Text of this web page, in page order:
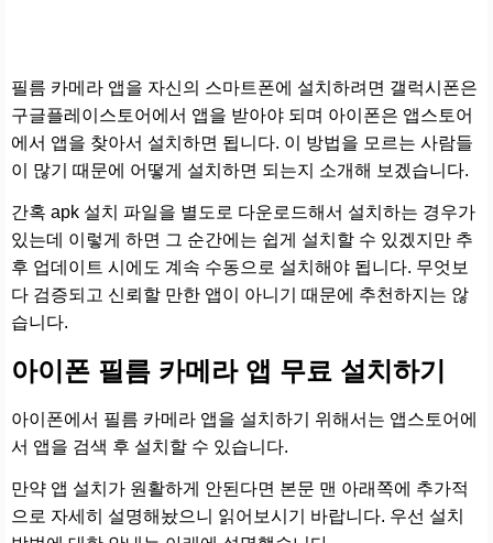
필름 카메라 앱을 자신의 스마트폰에 설치하려면 갤럭시폰은
구글플레이스토어에서 앱을 받아야 되며 아이폰은 앱스토어
에서 앱을 찾아서 설치하면 됩니다. 이 방법을 모르는 사람들
이 많기 때문에 어떻게 설치하면 되는지 소개해 보겠습니다.
간혹 apk 설치 파일을 별도로 다운로드해서 설치하는 경우가
있는데 이렇게 하면 그 순간에는 쉽게 설치할 수 있겠지만 추
후 업데이트 시에도 계속 수동으로 설치해야 됩니다. 무엇보
다 검증되고 신뢰할 만한 앱이 아니기 때문에 추천하지는 않
습니다.
아이폰 필름 카메라 앱 무료 설치하기
아이폰에서 필름 카메라 앱을 설치하기 위해서는 앱스토어에
서 앱을 검색 후 설치할 수 있습니다.
만약 앱 설치가 원활하게 안된다면 본문 맨 아래쪽에 추가적
으로 자세히 설명해놨으니 읽어보시기 바랍니다. 우선 설치